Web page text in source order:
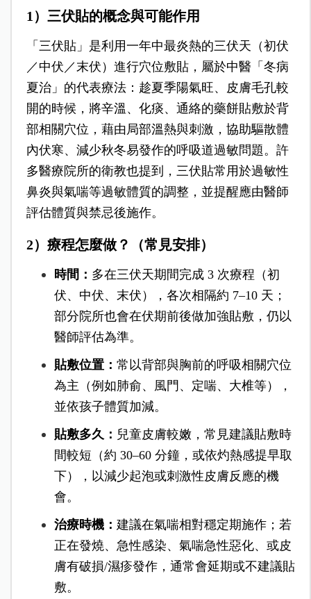
1）三伏貼的概念與可能作用
「三伏貼」是利用一年中最炎熱的三伏天（初伏
／中伏／末伏）進行穴位敷貼，屬於中醫「冬病
夏治」的代表療法：趁夏季陽氣旺、皮膚毛孔較
開的時候，將辛溫、化痰、通絡的藥餅貼敷於背
部相關穴位，藉由局部溫熱與刺激，協助驅散體
內伏寒、減少秋冬易發作的呼吸道過敏問題。許
多醫療院所的衛教也提到，三伏貼常用於過敏性
鼻炎與氣喘等過敏體質的調整，並提醒應由醫師
評估體質與禁忌後施作。
2）療程怎麼做？（常見安排）
時間： 多在三伏天期間完成 3 次療程（初
伏、中伏、末伏），各次相隔約 7–10 天；
部分院所也會在伏期前後做加強貼敷，仍以
醫師評估為準。
貼敷位置： 常以背部與胸前的呼吸相關穴位
為主（例如肺俞、風門、定喘、大椎等），
並依孩子體質加減。
貼敷多久： 兒童皮膚較嫩，常見建議貼敷時
間較短（約 30–60 分鐘，或依灼熱感提早取
下），以減少起泡或刺激性皮膚反應的機
會。
治療時機： 建議在氣喘相對穩定期施作；若
正在發燒、急性感染、氣喘急性惡化、或皮
膚有破損/濕疹發作，通常會延期或不建議貼
敷。